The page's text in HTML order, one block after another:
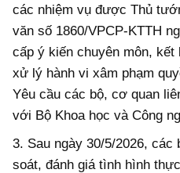
các nhiệm vụ được Thủ
văn số 1860/VPCP-KTTH
cấp ý kiến chuyên môn, kết
xử lý hành vi xâm phạm
Yêu cầu các bộ, cơ quan
với Bộ Khoa học và Công
3. Sau ngày 30/5/2026,
soát, đánh giá tình hình